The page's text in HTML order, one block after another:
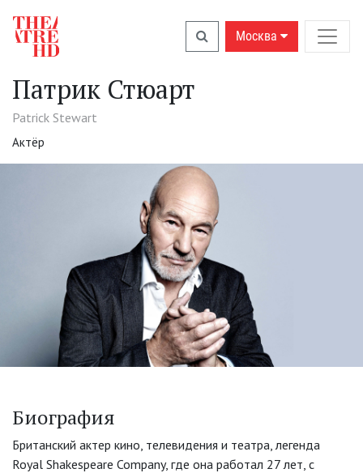
Москва
Патрик Стюарт
Patrick Stewart
Актёр
Биография
Британский актер кино, телевидения и театра, легенда
Royal Shakespeare Company, где она работал 27 лет, с